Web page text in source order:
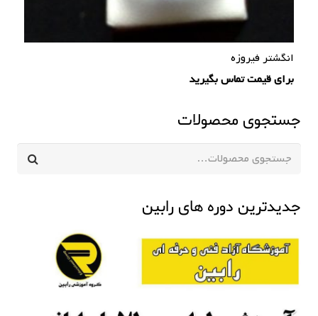
جستجوی محصولات
جدیدترین دوره های رابین
انگشتر فیروزه
برای قیمت تماس بگیرید